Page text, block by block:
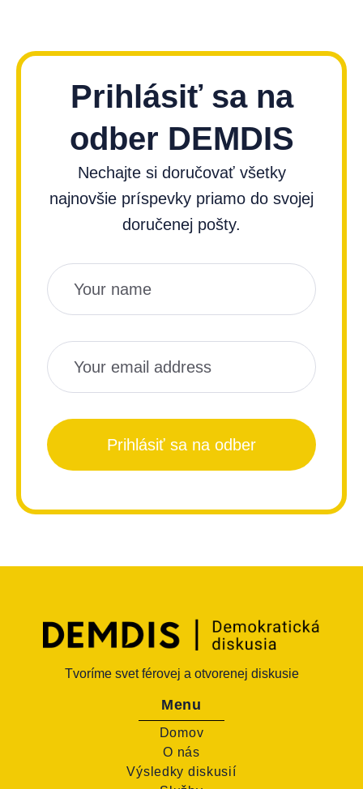
Prihlásiť sa na
odber DEMDIS
Nechajte si doručovať všetky
najnovšie príspevky priamo do svojej
doručenej pošty.
Názov
Email
Prihlásiť sa na odber
Tvoríme svet férovej a otvorenej diskusie
Menu
Domov
O nás
Výsledky diskusií